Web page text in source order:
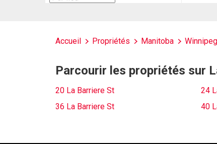
By
Accueil Propriétés Manitoba Winnipeg
Parcourir les propriétés sur
20 La Barriere St 24
36 La Barriere St
40